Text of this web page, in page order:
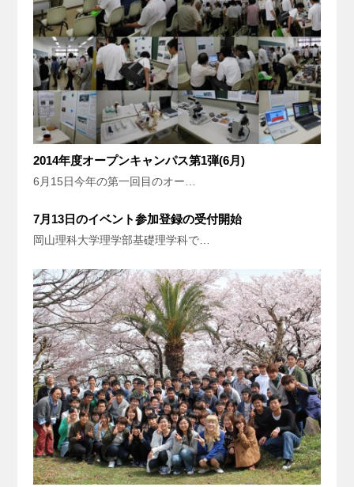
2014年度オープンキャンパス第1弾(6月)
6月15日今年の第一回目のオー…
7月13日のイベント参加登録の受付開始
岡山理科大学理学部基礎理学科で…